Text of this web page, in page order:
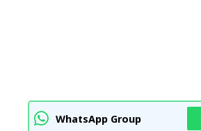
WhatsApp Group